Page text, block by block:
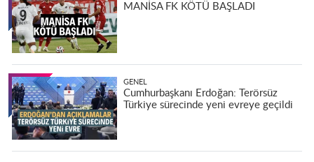
MANİSA FK KÖTÜ BAŞLADI
GENEL
Cumhurbaşkanı Erdoğan: Terörsüz
Türkiye sürecinde yeni evreye geçildi